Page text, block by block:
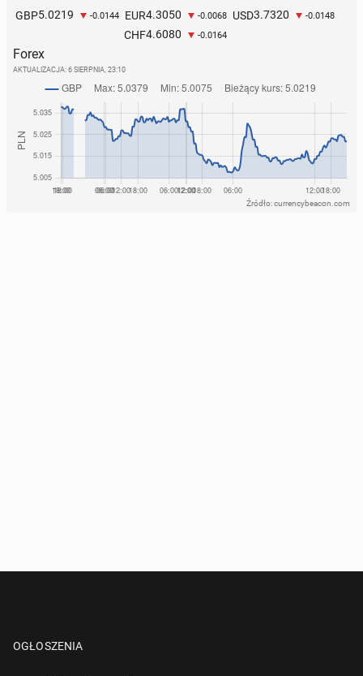
GBP5.0219 -0.0144 EUR4.3050 -0.0068 USD3.7320 -0.0148
CHF4.6080 -0.0164
Forex
AKTUALIZACJA: 6 SIERPNIA, 23:10
Źródło: currencybeacon.com
OGŁOSZENIA